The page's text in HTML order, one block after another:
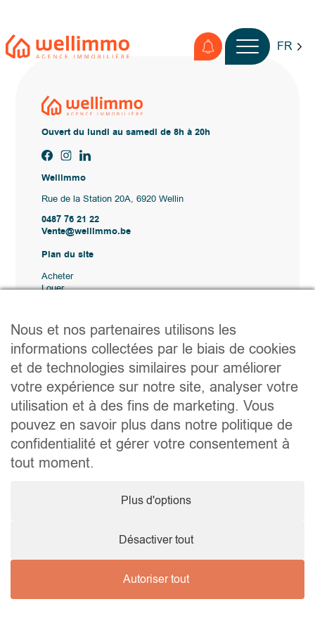
FR
Ouvert du lundi au samedi de 8h à 20h
Wellimmo
Rue de la Station 20A, 6920 Wellin
0487 76 21 22
Vente@wellimmo.be
Plan du site
Acheter
Louer
Contact
Liens utiles
Conseils pratiques pour vendre ou louer
Préparer un déménagement
Documents utiles
Notaire.be
Société
TVA. BE 0464.629.802 • IPI : 510350 RC professionnelle et
cautionnement via AXA Belgium SA – police n° 730.390.160
Protection des données personnelles•Mentions légales
Nous et nos partenaires utilisons les
informations collectées par le biais de cookies
et de technologies similaires pour améliorer
votre expérience sur notre site, analyser votre
utilisation et à des fins de marketing. Vous
pouvez en savoir plus dans notre politique de
confidentialité et gérer votre consentement à
tout moment.
Plus d'options
Désactiver tout
Autoriser tout